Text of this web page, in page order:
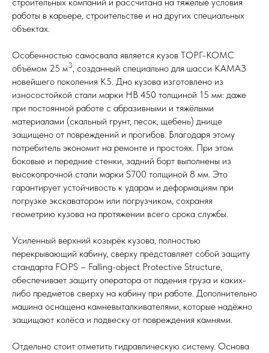
работы в карьере, строительстве и на других специальных
объектах.
Особенностью самосвала является кузов ТОРГ-КОМС
объёмом 25 м3, созданный специально для шасси КАМАЗ
новейшего поколения К5. Дно кузова изготовлено из
износостойкой стали марки HB 450 толщиной 15 мм: даже
при постоянной работе с абразивными и тяжёлыми
материалами (скальный грунт, песок, щебень) днище
защищено от повреждений и прогибов. Благодаря этому
потребитель экономит на ремонте и простоях. При этом
боковые и передние стенки, задний борт выполнены из
высокопрочной стали марки S700 толщиной 8 мм. Это
гарантирует устойчивость к ударам и деформациям при
погрузке экскаватором или погрузчиком, сохраняя
геометрию кузова на протяжении всего срока службы.
Усиленный верхний козырёк кузова, полностью
перекрывающий кабину, сверху представляет собой защиту
стандарта FOPS – Falling-object Protective Structure,
обеспечивает защиту оператора от падения груза и каких-
либо предметов сверху на кабину при работе. Дополнительно
машина оснащена камневыталкивателями, которые надёжно
защищают колёса и подвеску от повреждения камнями.
Отдельно стоит отметить гидравлическую систему. Основа